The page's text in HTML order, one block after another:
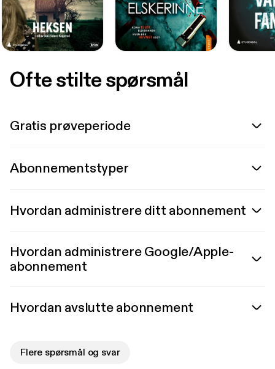
Ofte stilte spørsmål
Gratis prøveperiode
Abonnementstyper
Hvordan administrere ditt abonnement
Hvordan administrere Google/Apple-
abonnement
Hvordan avslutte abonnement
Flere spørsmål og svar